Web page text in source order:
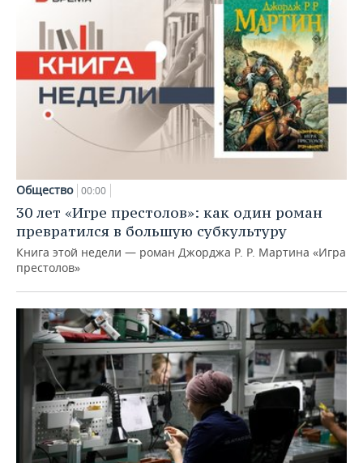
Общество 00:00
30 лет «Игре престолов»: как один роман
превратился в большую субкультуру
Книга этой недели — роман Джорджа Р. Р. Мартина «Игра
престолов»